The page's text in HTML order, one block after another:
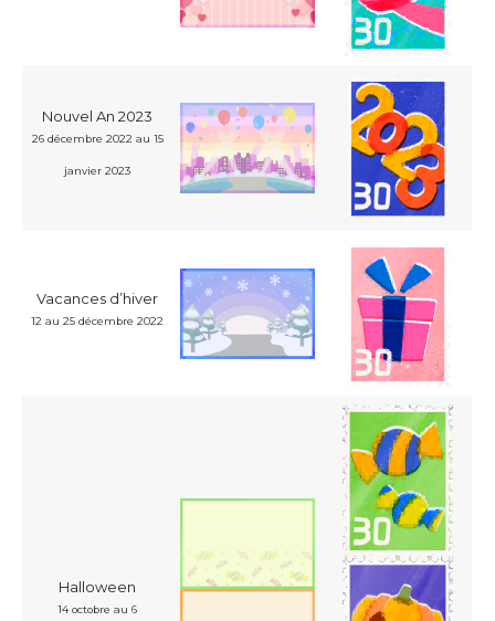
Nouvel An 2023
26 décembre 2022 au 15
janvier 2023
Vacances d’hiver
12 au 25 décembre 2022
Halloween
14 octobre au 6